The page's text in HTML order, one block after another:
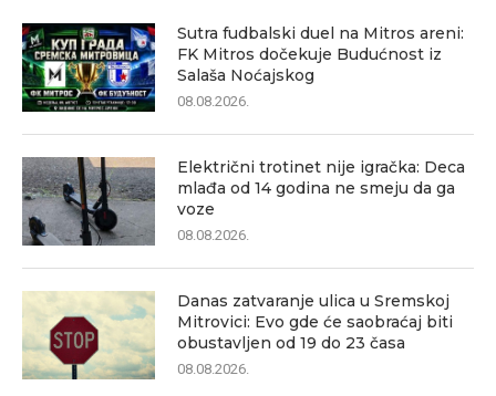
Sutra fudbalski duel na Mitros areni:
FK Mitros dočekuje Budućnost iz
Salaša Noćajskog
08.08.2026.
Električni trotinet nije igračka: Deca
mlađa od 14 godina ne smeju da ga
voze
08.08.2026.
Danas zatvaranje ulica u Sremskoj
Mitrovici: Evo gde će saobraćaj biti
obustavljen od 19 do 23 časa
08.08.2026.